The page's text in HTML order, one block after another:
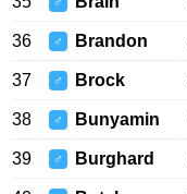
36 ♂ Brandon
37 ♂ Brock
38 ♂ Bunyamin
39 ♂ Burghard